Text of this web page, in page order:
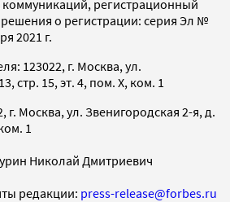
коммуникаций, регистрационный
о регистрации: серия Эл №
2021 г.
123022, г. Москва, ул.
стр. 15, эт. 4, пом. X, ком. 1
г. Москва, ул. Звенигородская 2-я, д.
1
Николай Дмитриевич
редакции: press-release@forbes.ru